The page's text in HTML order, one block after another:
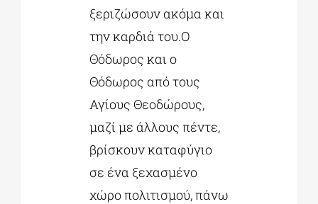
ξεριζώσουν ακόμα και
την καρδιά του.Ο
Θόδωρος και ο
Θόδωρος από τους
Αγίους Θεοδώρους,
μαζί με άλλους πέντε,
βρίσκουν καταφύγιο
σε ένα ξεχασμένο
χώρο πολιτισμού, πάνω